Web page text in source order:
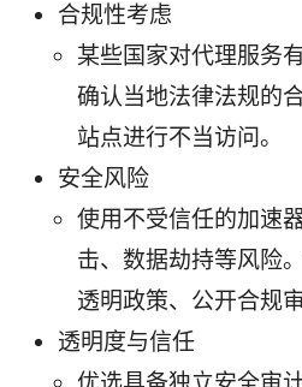
合规性考虑
某些国家对代理服务
确认当地法律法规的
站点进行不当访问。
安全风险
使用不受信任的加速
击、数据劫持等风险
透明政策、公开合规
透明度与信任